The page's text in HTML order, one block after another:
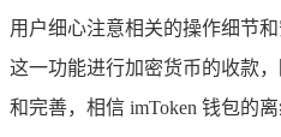
用户细心注意相关的操作细节
这一功能进行加密货币的收款
和完善，相信 imToken 钱包的